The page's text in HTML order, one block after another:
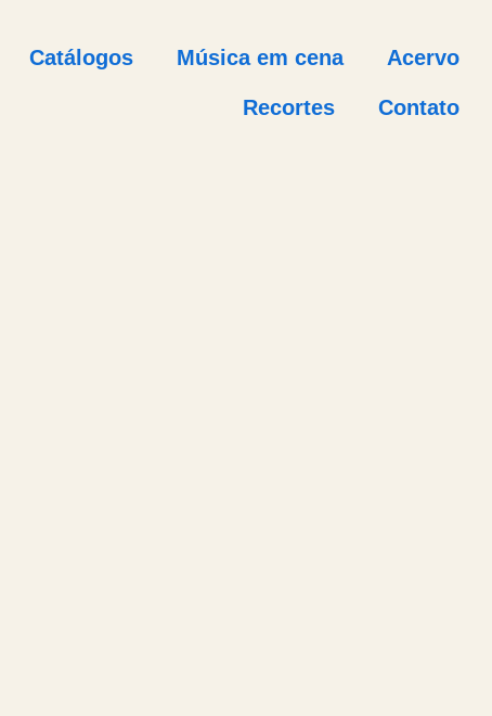
Catálogos Música em cena Acervo
Recortes Contato